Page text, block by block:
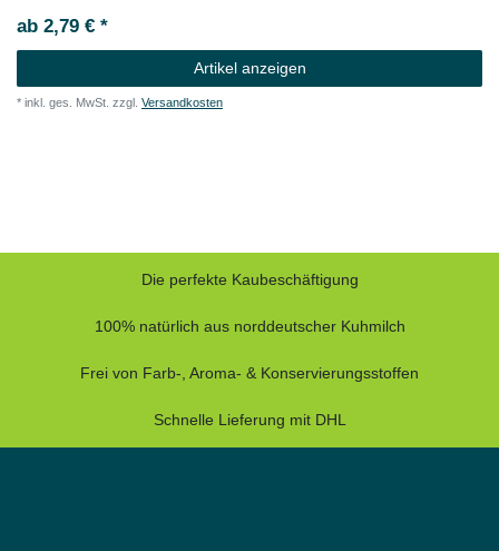
ab 2,79 € *
Artikel anzeigen
* inkl. ges. MwSt. zzgl. Versandkosten
Die perfekte Kaubeschäftigung
100% natürlich aus norddeutscher Kuhmilch
Frei von Farb-, Aroma- & Konservierungsstoffen
Schnelle Lieferung mit DHL